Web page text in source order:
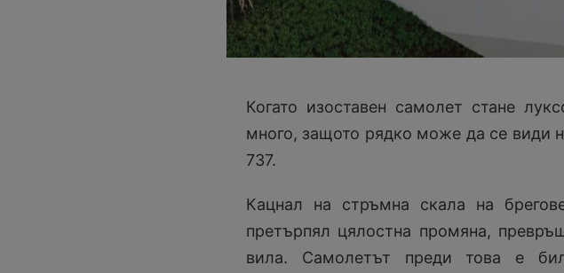
Когато изоставен самолет стане
много, защото рядко може да се види
737.
Кацнал на стръмна скала на
претърпял цялостна промяна,
вила. Самолетът преди това е бил